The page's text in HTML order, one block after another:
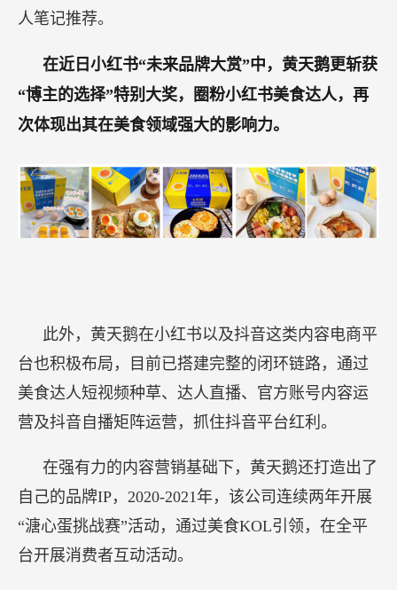
人笔记推荐。
在近日小红书“未来品牌大赏”中，黄天鹅更斩获
“博主的选择”特别大奖，圈粉小红书美食达人，再
次体现出其在美食领域强大的影响力。
此外，黄天鹅在小红书以及抖音这类内容电商平
台也积极布局，目前已搭建完整的闭环链路，通过
美食达人短视频种草、达人直播、官方账号内容运
营及抖音自播矩阵运营，抓住抖音平台红利。
在强有力的内容营销基础下，黄天鹅还打造出了
自己的品牌IP，2020-2021年，该公司连续两年开展
“溏心蛋挑战赛”活动，通过美食KOL引领，在全平
台开展消费者互动活动。